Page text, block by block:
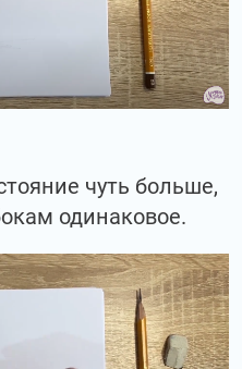
чуть больше,
одинаковое.